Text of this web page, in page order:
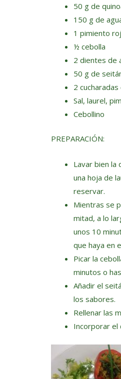
50 g de
150 g de
1 pimiento
½ cebolla
2 dientes de
50 g de
2
Sal, laurel,
Cebollino
PREPARACIÓN:
Lavar bien la
una hoja de
reservar.
Mientras se
mitad, a lo
unos 10
que haya en
Picar la
minutos o
Añadir el
los sabores.
Rellenar las
Incorporar el